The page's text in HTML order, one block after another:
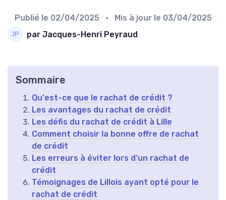
Publié le 02/04/2025 • Mis à jour le 03/04/2025
par Jacques-Henri Peyraud
Sommaire
Qu'est-ce que le rachat de crédit ?
Les avantages du rachat de crédit
Les défis du rachat de crédit à Lille
Comment choisir la bonne offre de rachat
de crédit
Les erreurs à éviter lors d'un rachat de
crédit
Témoignages de Lillois ayant opté pour le
rachat de crédit